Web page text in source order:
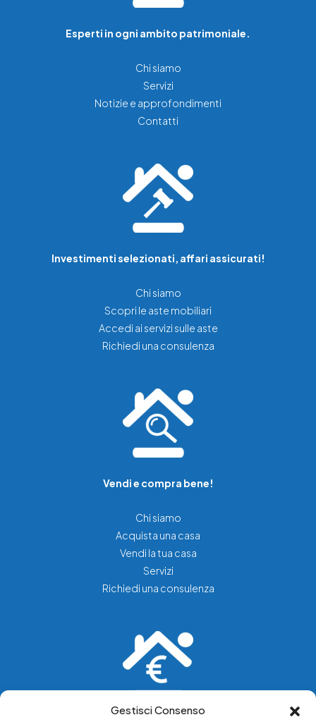
Gestisci Consenso
Esperti in ogni ambito patrimoniale.
Chi siamo
Servizi
Notizie e approfondimenti
Contatti
Investimenti selezionati, affari assicurati!
Chi siamo
Scopri le aste mobiliari
Accedi ai servizi sulle aste
Richiedi una consulenza
Vendi e compra bene!
Chi siamo
Acquista una casa
Vendi la tua casa
Servizi
Richiedi una consulenza